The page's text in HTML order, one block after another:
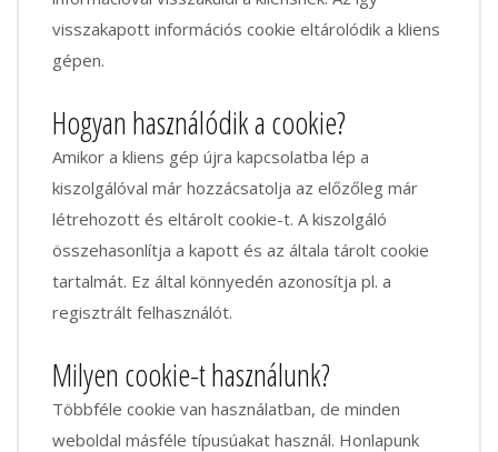
visszakapott információs cookie eltárolódik a kliens
gépen.
Hogyan használódik a cookie?
Amikor a kliens gép újra kapcsolatba lép a
kiszolgálóval már hozzácsatolja az előzőleg már
létrehozott és eltárolt cookie-t. A kiszolgáló
összehasonlítja a kapott és az általa tárolt cookie
tartalmát. Ez által könnyedén azonosítja pl. a
regisztrált felhasználót.
Milyen cookie-t használunk?
Többféle cookie van használatban, de minden
weboldal másféle típusúakat használ. Honlapunk